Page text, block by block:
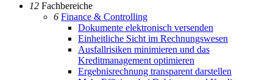
12 Fachbereiche
6 Finance & Controlling
Dokumente elektronisch versenden
Einheitliche Sicht im Rechnungswesen
Ausfallrisiken minimieren und das
Kreditmanagement optimieren
Ergebnisrechnung transparent darstellen